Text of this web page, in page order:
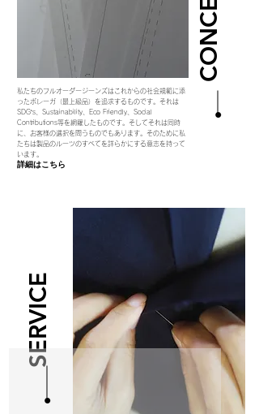
CONCEPT
私たちのフルオーダージーンズはこれからの社会規範に添
ったボレーガ（最上級品）を追求するものです。それは
SDG‘s、Sustainability、Eco Friendly、Social
Contributions等を網羅したものです。そしてそれは同時
に、お客様の選択を問うものでもあります。そのために私
たちは製品のルーツのすべてを詳らかにする意志を持って
います。
詳細はこちら
SERVICE